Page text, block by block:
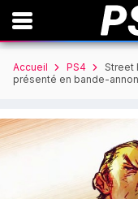
Accueil PS4
Street
présenté en bande-